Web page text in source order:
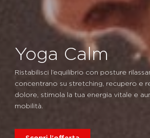
Yoga Calm
Ristabilisci l’equilibrio con posture
concentrano su stretching, recupero e
dolore, stimola la tua energia vitale e
mobilità.